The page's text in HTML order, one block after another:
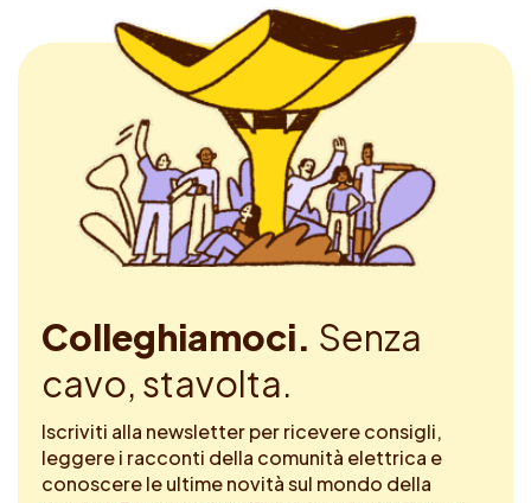
Colleghiamoci. Senza
cavo, stavolta.
Iscriviti alla newsletter per ricevere consigli,
leggere i racconti della comunità elettrica e
conoscere le ultime novità sul mondo della